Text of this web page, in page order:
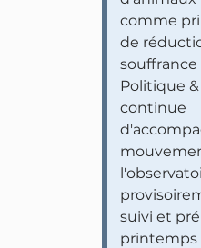
comme
de
souffrance
Politique
continue
suivi et
printemps